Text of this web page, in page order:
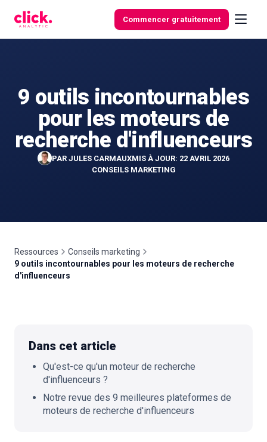
Commencer gratuitement
Fonctionnalités
Outils
gratuits
9 outils incontournables
pour les moteurs de
recherche d'influenceurs
PAR JULES CARMAUXMIS À JOUR: 22 AVRIL 2026
CONSEILS MARKETING
Ressources
Conseils marketing
9 outils incontournables pour les moteurs de recherche
d'influenceurs
Dans cet article
Qu'est-ce qu'un moteur de recherche
d'influenceurs ?
Notre revue des 9 meilleures plateformes de
moteurs de recherche d'influenceurs